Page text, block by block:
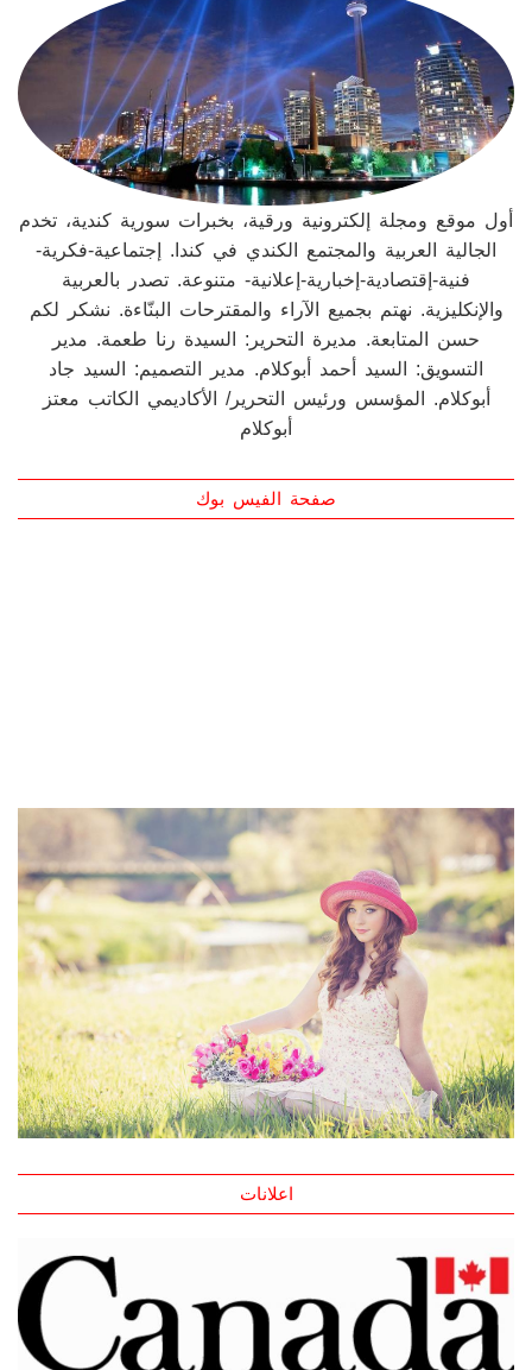
أول موقع ومجلة إلكترونية ورقية، بخبرات سورية كندية، تخدم
الجالية العربية والمجتمع الكندي في كندا. إجتماعية-فكرية-
فنية-إقتصادية-إخبارية-إعلانية- متنوعة. تصدر بالعربية
والإنكليزية. نهتم بجميع الآراء والمقترحات البنّاءة. نشكر لكم
حسن المتابعة. مديرة التحرير: السيدة رنا طعمة. مدير
التسويق: السيد أحمد أبوكلام. مدير التصميم: السيد جاد
أبوكلام. المؤسس ورئيس التحرير/ الأكاديمي الكاتب معتز
أبوكلام
صفحة الفيس بوك
اعلانات